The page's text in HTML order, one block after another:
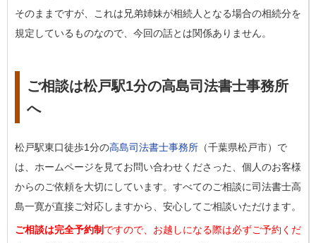
そのままですが、これは兄弟姉妹が相続人となる場合の相続分を
規定しているものなので、今回の話とは関係ありません。
ご相談は松戸駅1分の高島司法書士事務所
へ
松戸駅東口徒歩1分の高島司法書士事務所 （千葉県松戸市）で
は、ホームページを見てお問い合わせくださった、個人のお客様
からのご依頼を大切にしています。すべてのご相談に司法書士高
島一寛が直接ご対応しますから、安心してご相談いただけます。
ご相談は完全予約制 ですので、お越しになる際は必ずご予約くだ